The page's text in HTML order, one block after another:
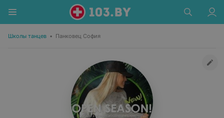
Школы танцев • Панковец София